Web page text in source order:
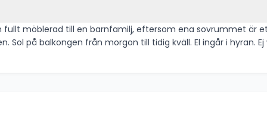
möblerad till en barnfamilj, eftersom ena sovrummet är
på balkongen från morgon till tidig kväll. El ingår i hyran. Ej